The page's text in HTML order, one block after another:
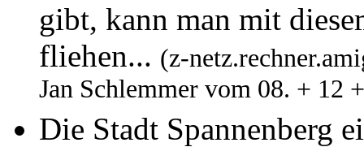
gibt, kann man mit
fliehen... (z-
Jan Schlemmer vom 08. + 12
Die Stadt Spannenberg